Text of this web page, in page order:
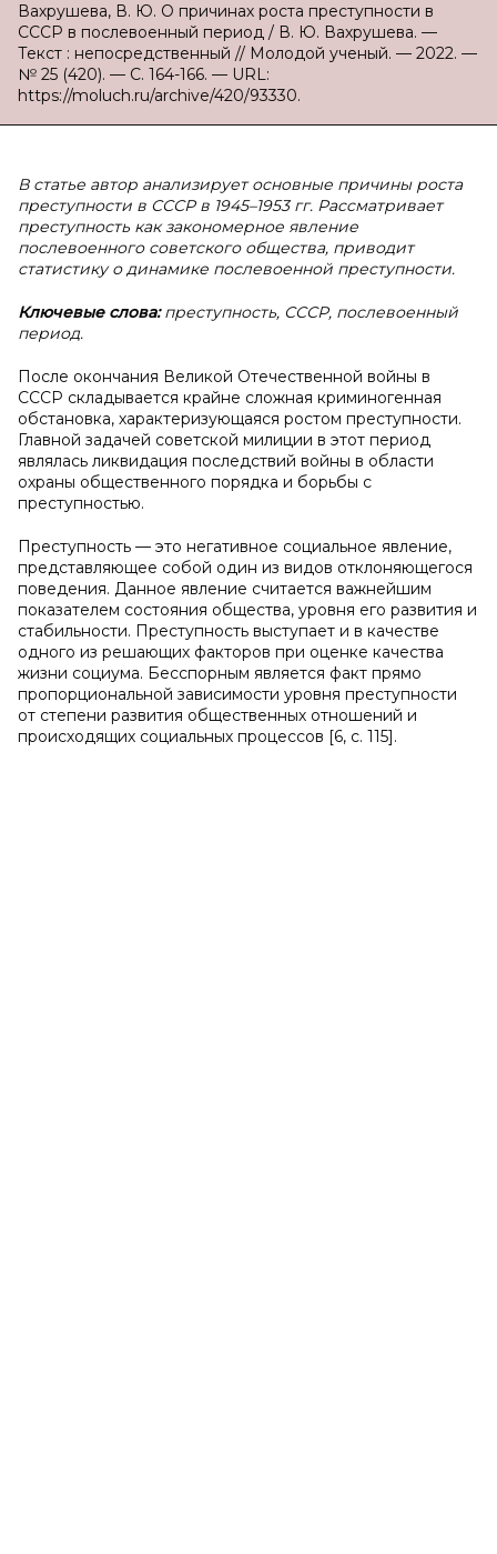
Вахрушева, В. Ю. О причинах роста преступности в
СССР в послевоенный период / В. Ю. Вахрушева. —
Текст : непосредственный // Молодой ученый. — 2022. —
№ 25 (420). — С. 164-166. — URL:
https://moluch.ru/archive/420/93330.
В статье автор анализирует основные причины роста
преступности в СССР в 1945–1953 гг. Рассматривает
преступность как закономерное явление
послевоенного советского общества, приводит
статистику о динамике послевоенной преступности.
Ключевые слова:преступность, СССР, послевоенный
период.
После окончания Великой Отечественной войны в
СССР складывается крайне сложная криминогенная
обстановка, характеризующаяся ростом преступности.
Главной задачей советской милиции в этот период
являлась ликвидация последствий войны в области
охраны общественного порядка и борьбы с
преступностью.
Преступность — это негативное социальное явление,
представляющее собой один из видов отклоняющегося
поведения. Данное явление считается важнейшим
показателем состояния общества, уровня его развития и
стабильности. Преступность выступает и в качестве
одного из решающих факторов при оценке качества
жизни социума. Бесспорным является факт прямо
пропорциональной зависимости уровня преступности
от степени развития общественных отношений и
происходящих социальных процессов [6, с. 115].